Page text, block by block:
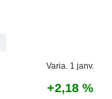
Varia. 1 janv.
+2,18 %